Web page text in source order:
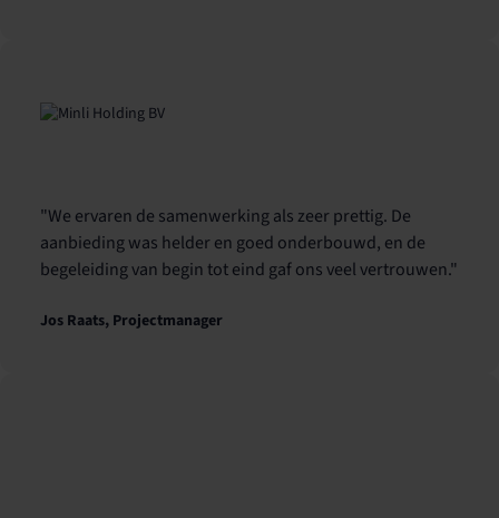
"We ervaren de samenwerking als zeer prettig. De
aanbieding was helder en goed onderbouwd, en de
begeleiding van begin tot eind gaf ons veel vertrouwen."
Jos Raats, Projectmanager